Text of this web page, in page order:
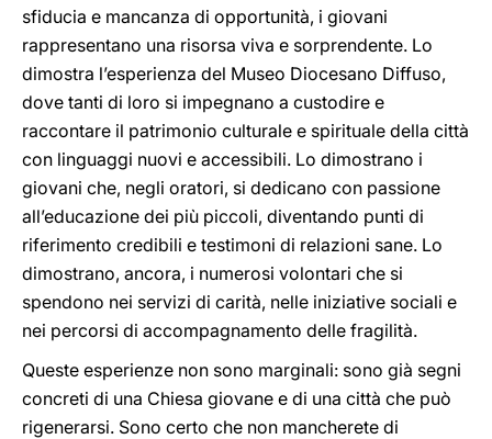
sfiducia e mancanza di opportunità, i giovani
rappresentano una risorsa viva e sorprendente. Lo
dimostra l’esperienza del Museo Diocesano Diffuso,
dove tanti di loro si impegnano a custodire e
raccontare il patrimonio culturale e spirituale della città
con linguaggi nuovi e accessibili. Lo dimostrano i
giovani che, negli oratori, si dedicano con passione
all’educazione dei più piccoli, diventando punti di
riferimento credibili e testimoni di relazioni sane. Lo
dimostrano, ancora, i numerosi volontari che si
spendono nei servizi di carità, nelle iniziative sociali e
nei percorsi di accompagnamento delle fragilità.
Queste esperienze non sono marginali: sono già segni
concreti di una Chiesa giovane e di una città che può
rigenerarsi. Sono certo che non mancherete di